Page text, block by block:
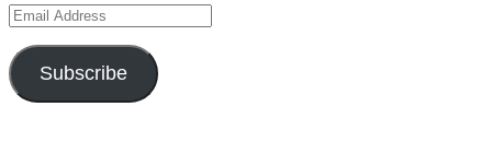
Email
Address
Subscribe